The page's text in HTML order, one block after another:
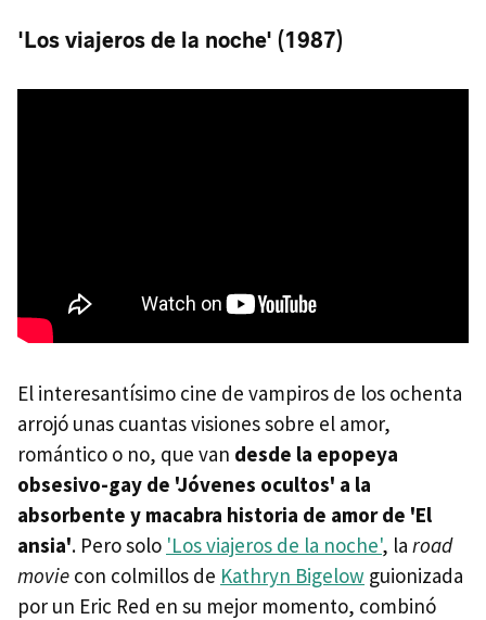
'Los viajeros de la noche' (1987)
El interesantísimo cine de vampiros de los ochenta
arrojó unas cuantas visiones sobre el amor,
romántico o no, que van desde la epopeya
obsesivo-gay de 'Jóvenes ocultos' a la
absorbente y macabra historia de amor de 'El
ansia'. Pero solo 'Los viajeros de la noche', la road
movie con colmillos de Kathryn Bigelow guionizada
por un Eric Red en su mejor momento, combinó